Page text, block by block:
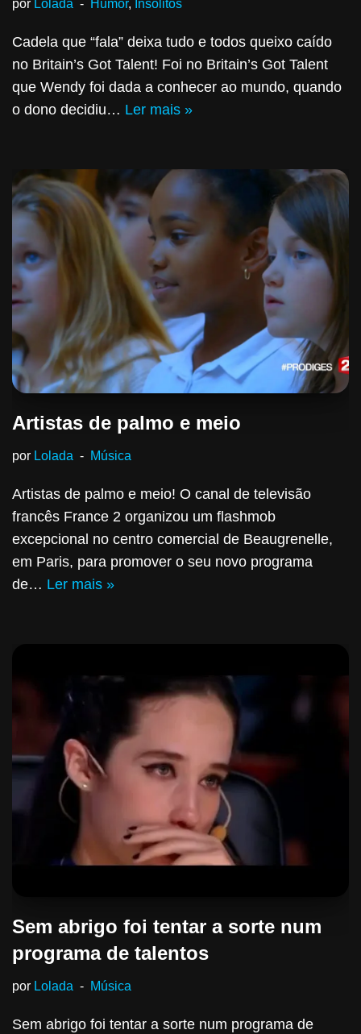
por Lolada Humor, Insólitos
Cadela que “fala” deixa tudo e todos queixo caído
no Britain’s Got Talent! Foi no Britain’s Got Talent
que Wendy foi dada a conhecer ao mundo, quando
o dono decidiu… Ler mais »
Artistas de palmo e meio
por Lolada Música
Artistas de palmo e meio! O canal de televisão
francês France 2 organizou um flashmob
excepcional no centro comercial de Beaugrenelle,
em Paris, para promover o seu novo programa
de… Ler mais »
Sem abrigo foi tentar a sorte num
programa de talentos
por Lolada Música
Sem abrigo foi tentar a sorte num programa de